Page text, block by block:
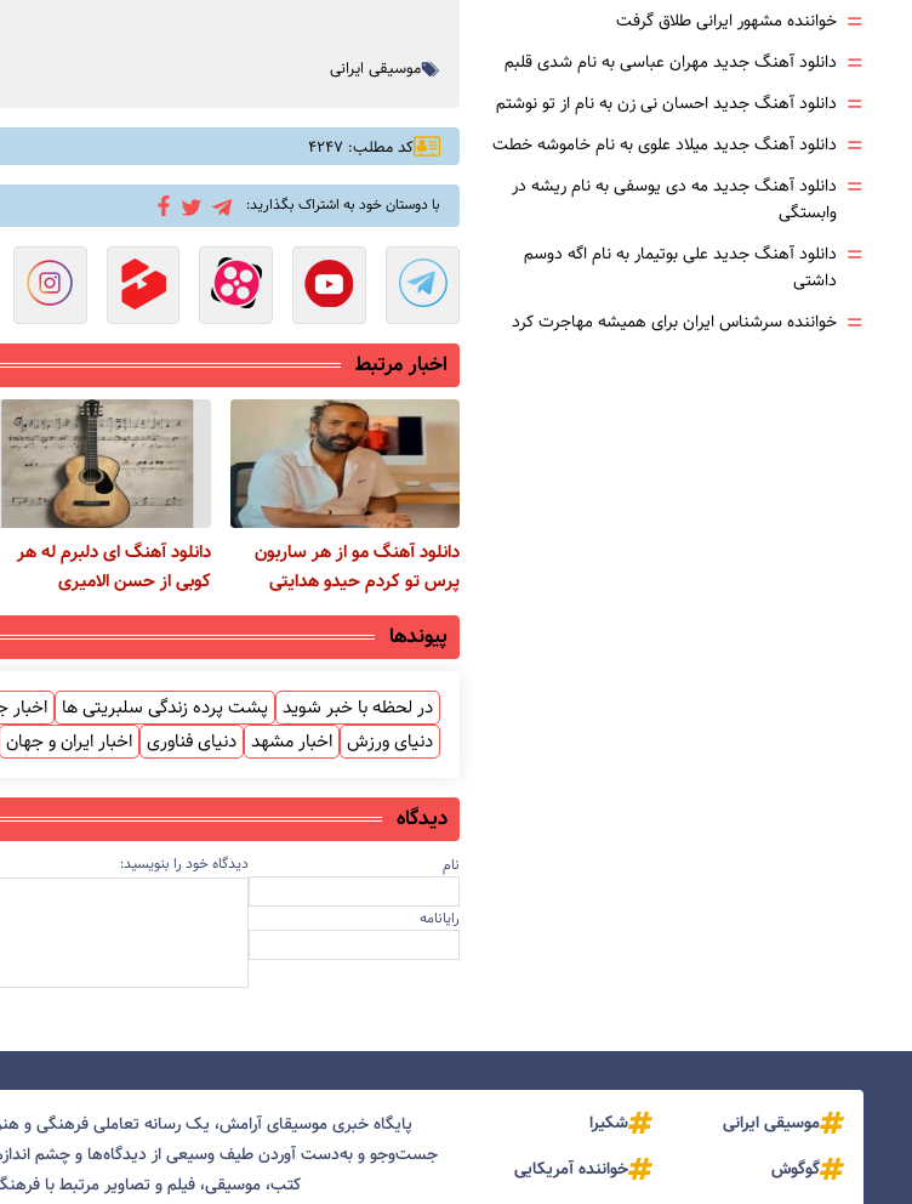
موسیقی ایرانی
کد مطلب: ۴۲۴۷
با دوستان خود به اشتراک بگذارید:
اخبار مرتبط
دانلود آهنگ مو از هر ساربون
پرس تو کردم حیدو هدایتی
دانلود آهنگ ای دلبرم له هر
کوبی از حسن الامیری
پیوندها
در لحظه با خبر شوید پشت پرده زندگی سلبریتی ها
دنیای ورزش اخبار مشهد دنیای فناوری اخبار ایران و جهان
دیدگاه
نام
رایانامه
دیدگاه خود را بنویسید:
= خواننده مشهور ایرانی طلاق گرفت
= دانلود آهنگ جدید مهران عباسی به نام شدی قلبم
= دانلود آهنگ جدید احسان نی زن به نام از تو نوشتم
= دانلود آهنگ جدید میلاد علوی به نام خاموشه خطت
= دانلود آهنگ جدید مه دی یوسفی به نام ریشه در
وابستگی
= دانلود آهنگ جدید علی بوتیمار به نام اگه دوسم
داشتی
= خواننده سرشناس ایران برای همیشه مهاجرت کرد
موسیقی ایرانی
شکیرا
گوگوش
خواننده آمریکایی
پایگاه خبری موسیقای آرامش، یک رسانه تعاملی فرهنگی و
جست‌و‌جو و به‌دست آوردن طیف وسیعی از دیدگاه‌ها و چشم انداز‌ها
کتب، موسیقی، فیلم و تصاویر مرتبط با